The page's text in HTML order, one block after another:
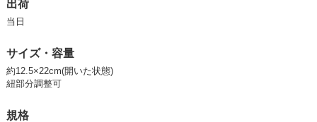
には限界があることからマスクは感染(侵入)を完全に防ぐものではあり
ません。
●内側にガーゼ等をあてると効果的です。
●ガーゼ等をあてる場合は適度に交換して下さい。
●衛生上、本体は適度に洗濯をして下さい。
い。
出荷
当日
サイズ・容量
約12.5×22cm(開いた状態)
紐部分調整可
規格